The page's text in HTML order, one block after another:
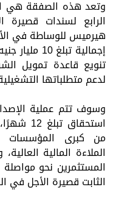
وتعد هذه الصفقة هي
الرابع لسندات
هيرميس للوساطة في
إجمالية
تنويع قاعدة تمويل
لدعم متطلباتها
وسوف تتم عملية
من كبرى المؤسسات
الملاءة المالية
المستثمرين نحو
الثابت قصيرة الأجل في